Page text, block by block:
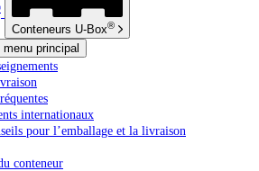
Conteneurs U-Box®
menu principal
internationaux
pour l’emballage et la livraison
conteneur